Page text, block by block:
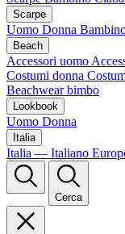
Scarpe
Uomo Donna
Beach
Accessori uomo
Costumi donna
Beachwear bimbo
Lookbook
Uomo Donna
Italia
Italia — Italiano
Cerca